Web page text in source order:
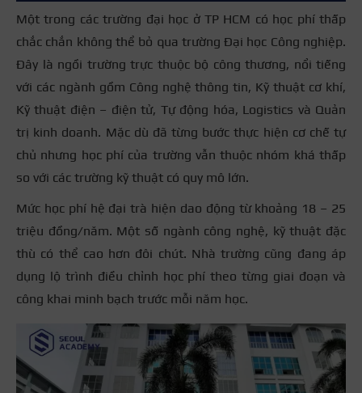
Một trong các trường đại học ở TP HCM có học phí thấp
chắc chắn không thể bỏ qua trường Đại học Công nghiệp.
Đây là ngồi trường trực thuộc bộ công thương, nổi tiếng
với các ngành gồm Công nghệ thông tin, Kỹ thuật cơ khí,
Kỹ thuật điện – điện tử, Tự động hóa, Logistics và Quản
trị kinh doanh. Mặc dù đã từng bước thực hiện cơ chế tự
chủ nhưng học phí của trường vẫn thuộc nhóm khá thấp
so với các trường kỹ thuật có quy mô lớn.
Mức học phí hệ đại trà hiện dao động từ khoảng 18 – 25
triệu đồng/năm. Một số ngành công nghệ, kỹ thuật đặc
thù có thể cao hơn đôi chút. Nhà trường cũng đang áp
dụng lộ trình điều chỉnh học phí theo từng giai đoạn và
công khai minh bạch trước mỗi năm học.